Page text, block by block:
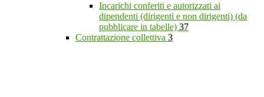
Incarichi conferiti e autorizzati ai
dipendenti (dirigenti e non dirigenti) (da
pubblicare in tabelle) 37
Contrattazione collettiva 3